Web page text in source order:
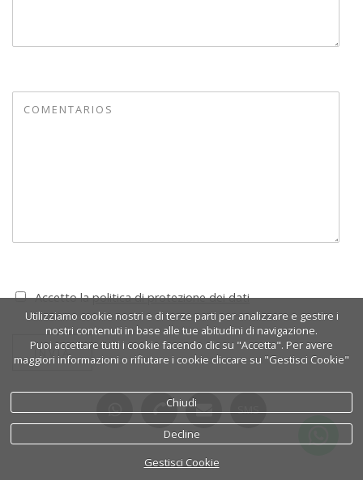
Accetto lapolitica di protezione dei dati
INVIA
SMS
Utilizziamo cookie nostri e di terze parti per analizzare e gestire i
nostri contenuti in base alle tue abitudini di navigazione.
Puoi accettare tutti i cookie facendo clic su "Accetta". Per avere
maggiori informazioni o rifiutare i cookie cliccare su "Gestisci Cookie"
Chiudi
Decline
Gestisci Cookie